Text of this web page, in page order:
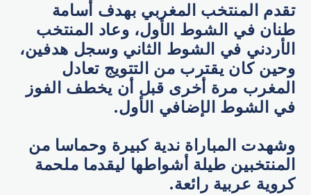
تقدم المنتخب المغربي بهدف أسامة
طنان في الشوط الأول، وعاد المنتخب
الأردني في الشوط الثاني وسجل هدفين،
وحين كان يقترب من التتويج تعادل
المغرب مرة أخرى قبل أن يخطف الفوز
في الشوط الإضافي الأول.
وشهدت المباراة ندية كبيرة وحماسا من
المنتخبين طيلة أشواطها ليقدما ملحمة
كروية عربية رائعة.